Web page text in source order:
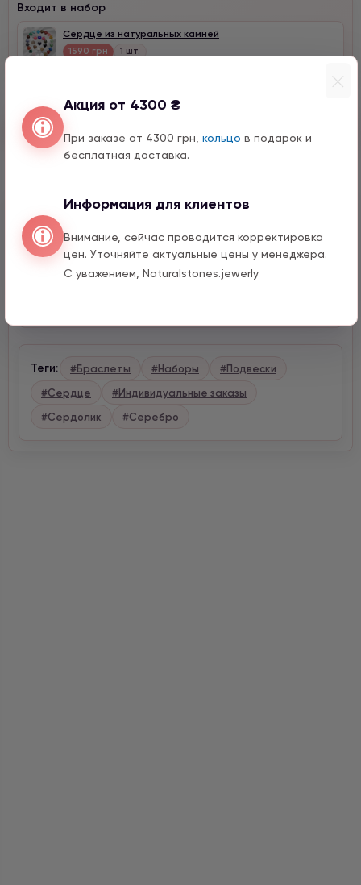
Акция от 4300 ₴
При заказе от 4300 грн, кольцо в подарок и
бесплатная доставка.
Информация для клиентов
Внимание, сейчас проводится корректировка
цен. Уточняйте актуальные цены у менеджера.
С уважением, Naturalstones.jewerly
Входит в набор
Сердце из натуральных камней
1590 грн 1 шт.
Описание
Характеристики
Теги: #Браслеты #Наборы
#Подвески
#Сердце
#Индивидуальные заказы
#Сердолик
#Серебро